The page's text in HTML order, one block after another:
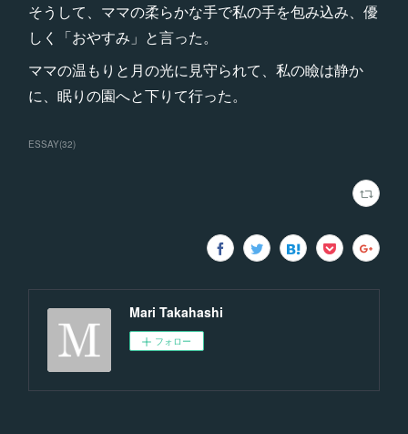
そうして、ママの柔らかな手で私の手を包み込み、優
しく「おやすみ」と言った。
ママの温もりと月の光に見守られて、私の瞼は静か
に、眠りの園へと下りて行った。
ESSAY(32)
Mari Takahashi
フォロー